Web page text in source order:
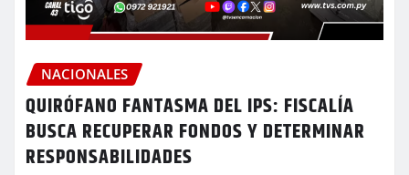
NACIONALES
QUIRÓFANO FANTASMA DEL IPS: FISCALÍA
BUSCA RECUPERAR FONDOS Y DETERMINAR
RESPONSABILIDADES